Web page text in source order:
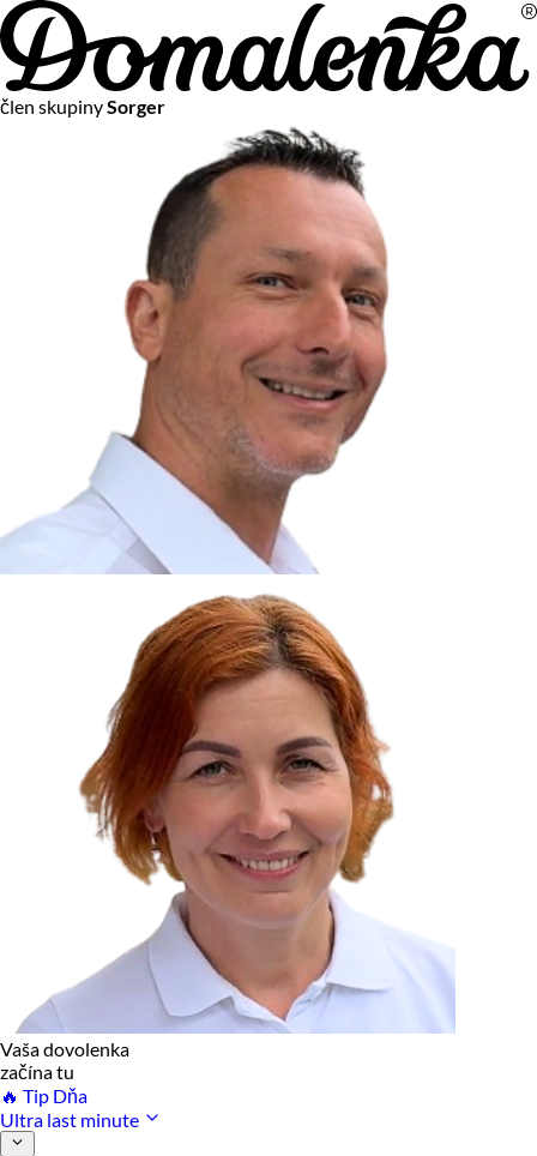
člen skupinySorger
Vaša dovolenka
začína tu
🔥 Tip Dňa
Ultra last minute
Na vašom súkromí nám záleží
Chceme vám neustále poskytovať tie najlepšie služby.
Vzhľadom k platnej legislatíve od vás ale potrebujeme súhlas
s používaním súborov cookies.
Viac o personalizácii a meraní
Aby sme vedeli, čo sa deje na webových stránkach a aby sme
vám mohli prispôsobiť ponuky na mieru či reklamu,
používame cookies a taktiežslužby spoločnosti Google
Čo sú cookies?
Cookies sú malé textové súbory, ktoré môžu byť používané
webovými stránkami, aby zefektívnili používateľský zážitok.
Vďaka cookies vám môžeme ponúkať služby podľa toho, čo
naozaj hľadáte a chcete nájsť.
Kedykoľvek sa môžete slobodne rozhodnúť, ktoré typy
používania cookies chcete umožniť.
Zákon uvádza, že môžeme ukladať cookies na vašom
zariadení, pokiaľ sú nevyhnutne nutné pre prevádzku tejto
Cookies, ktoré používame
Technické a nevyhnutné cookies
Analytické a marketingové cookies
Reklamné úložisko
Reklamné používateľské dáta
Personalizácia reklám
Povoliť vybrané
Odmietnuť